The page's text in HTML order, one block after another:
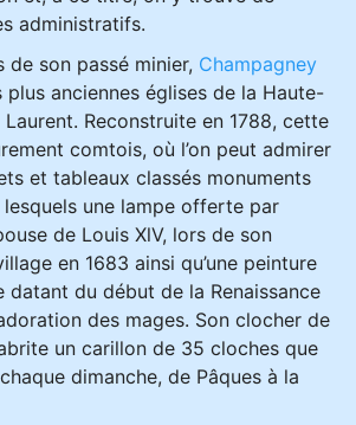
administratifs.
de son passé minier, Champagney
plus anciennes églises de la Haute-
Laurent. Reconstruite en 1788, cette
comtois, où l’on peut admirer
et tableaux classés monuments
une lampe offerte par
de Louis XlV, lors de son
en 1683 ainsi qu’une peinture
datant du début de la Renaissance
des mages. Son clocher de
un carillon de 35 cloches que
dimanche, de Pâques à la